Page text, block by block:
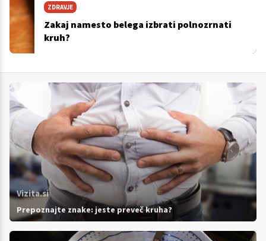
ZDRAVJE
Zakaj namesto belega izbrati polnozrnati
kruh?
Vizita.si
Prepoznajte znake: jeste preveč kruha?